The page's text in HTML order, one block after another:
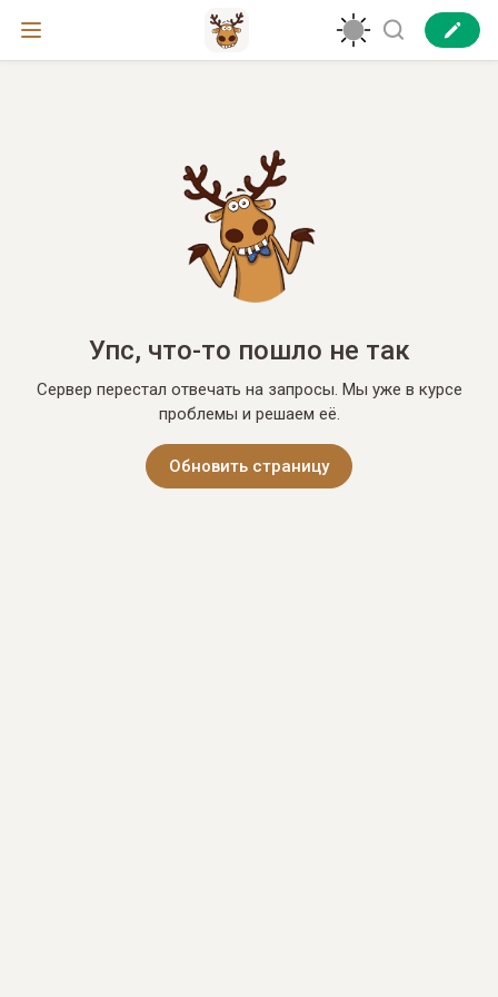
Упс, что-то пошло не так
Сервер перестал отвечать на запросы. Мы уже в курсе
проблемы и решаем её.
Обновить страницу